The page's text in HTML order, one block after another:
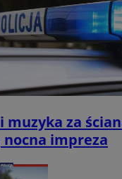
muzyka za
nocna impreza